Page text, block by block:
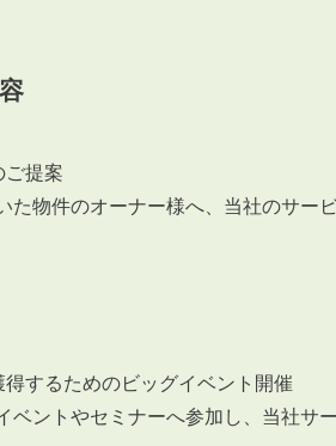
ご提案
た物件のオーナー様へ、当社のサー
するためのビッグイベント開催
ベントやセミナーへ参加し、当社サ